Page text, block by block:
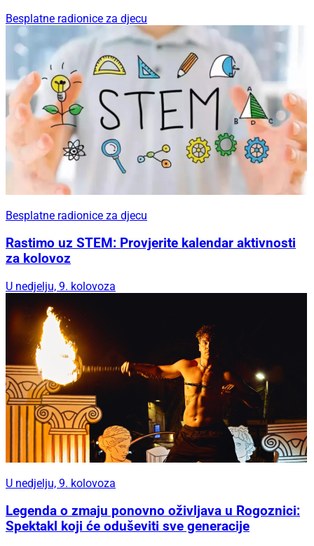
Besplatne radionice za djecu
Besplatne radionice za djecu
Rastimo uz STEM: Provjerite kalendar aktivnosti
za kolovoz
U nedjelju, 9. kolovoza
U nedjelju, 9. kolovoza
Legenda o zmaju ponovno oživljava u Rogoznici:
Spektakl koji će oduševiti sve generacije